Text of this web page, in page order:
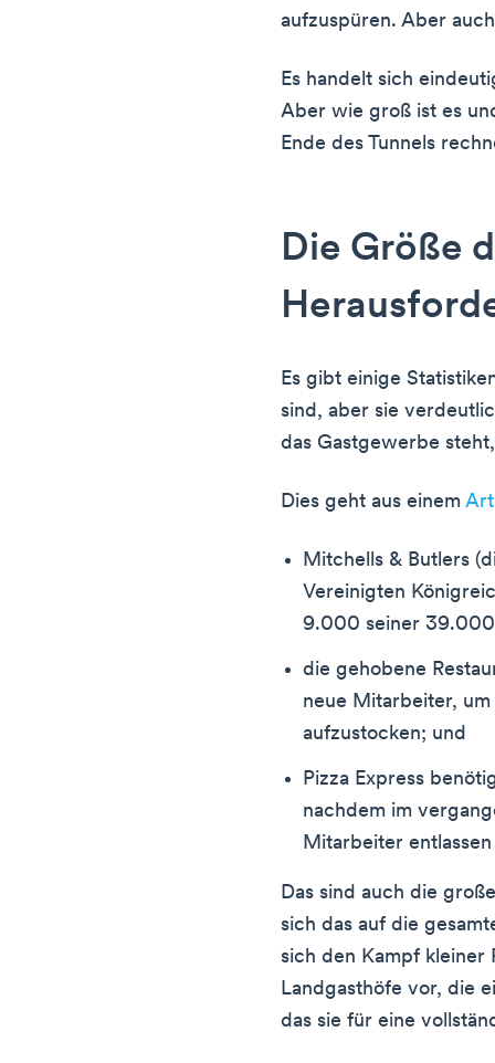
aufzuspüren. Aber
Es handelt sich
Aber wie groß ist es
Ende des Tunnels
Die Größe
Es gibt einige
sind, aber sie
das Gastgewerbe
Dies geht aus einem
Mitchells & Butlers
Vereinigten
9.000 seiner
die gehobene
neue Mitarbeiter,
aufzustocken; und
Pizza Express
nachdem im
Mitarbeiter
Das sind auch die
sich das auf die
sich den Kampf kleiner
Landgasthöfe vor, die
das sie für eine